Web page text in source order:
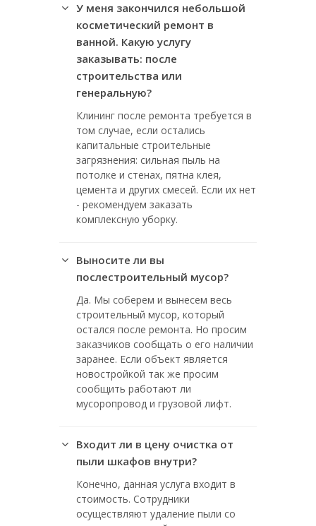
У меня закончился небольшой
косметический ремонт в
ванной. Какую услугу
заказывать: после
строительства или
генеральную?
Клининг после ремонта требуется в
том случае, если остались
капитальные строительные
загрязнения: сильная пыль на
потолке и стенах, пятна клея,
цемента и других смесей. Если их нет
- рекомендуем заказать
комплексную уборку.
Выносите ли вы
послестроительный мусор?
Да. Мы соберем и вынесем весь
строительный мусор, который
остался после ремонта. Но просим
заказчиков сообщать о его наличии
заранее. Если объект является
новостройкой так же просим
сообщить работают ли
мусоропровод и грузовой лифт.
Входит ли в цену очистка от
пыли шкафов внутри?
Конечно, данная услуга входит в
стоимость. Сотрудники
осуществляют удаление пыли со